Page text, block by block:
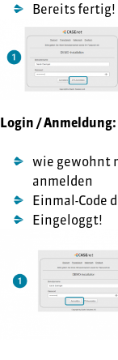
Bereits fertig!
Login / Anmeldung:
wie gewohnt
anmelden
Einmal-Code
Eingeloggt!